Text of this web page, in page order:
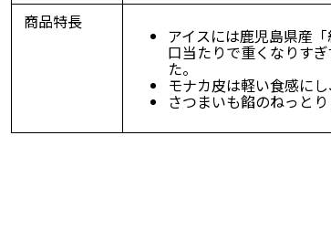
商品特長
アイスには鹿児島県産
口当たりで重くなりす
た。
モナカ皮は軽い食感に
さつまいも餡のねっと